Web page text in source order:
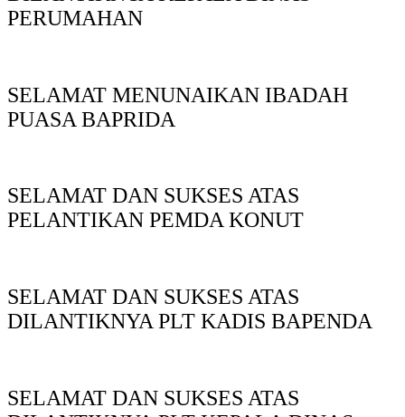
PERUMAHAN
SELAMAT MENUNAIKAN IBADAH
PUASA BAPRIDA
SELAMAT DAN SUKSES ATAS
PELANTIKAN PEMDA KONUT
SELAMAT DAN SUKSES ATAS
DILANTIKNYA PLT KADIS BAPENDA
SELAMAT DAN SUKSES ATAS